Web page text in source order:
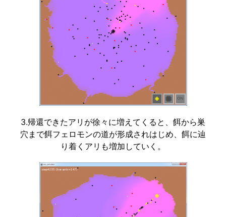
3.帰還できたアリが徐々に増えてくると、餌から巣
穴まで餌フェロモンの道が形成されはじめ、餌に辿
り着くアリも増加していく。